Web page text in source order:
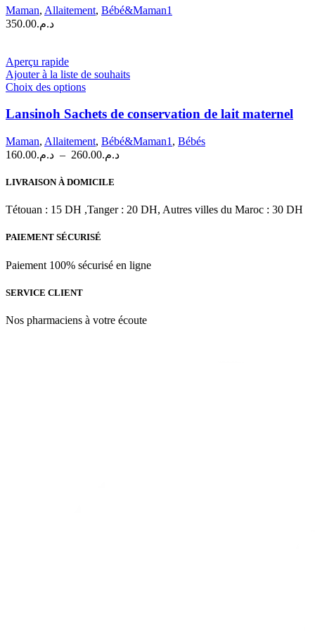
Maman, Allaitement, Bébé&Maman1
د.م.350.00
Aperçu rapide
Ajouter à la liste de souhaits
Choix des optionsCe
a
variations.
Les
options
être
sur
page
produit
Lansinoh Sachets de conservation de lait maternel
Maman, Allaitement, Bébé&Maman1 , Bébés
د.م.160.00 – د.م.260.00
Plage
د.م.260.00
LIVRAISON À DOMICILE
Tétouan : 15 DH ,Tanger : 20 DH, Autres villes du Maroc : 30 DH
PAIEMENT SÉCURISÉ
Paiement 100% sécurisé en ligne
SERVICE CLIENT
Nos pharmaciens à votre écoute